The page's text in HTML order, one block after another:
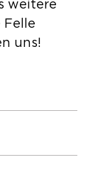
weitere
Felle
uns!